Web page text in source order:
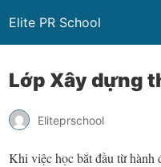
Elite PR School
Lớp Xây dựng
Eliteprschool
Khi việc học bắt đầu từ hành